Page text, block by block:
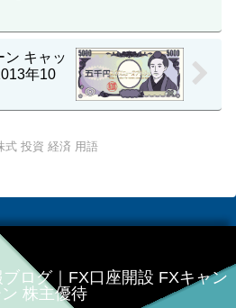
ン キャッ
年10
式 投資 経済 用語
ログ｜FX口座開設 FXキャン
株主優待